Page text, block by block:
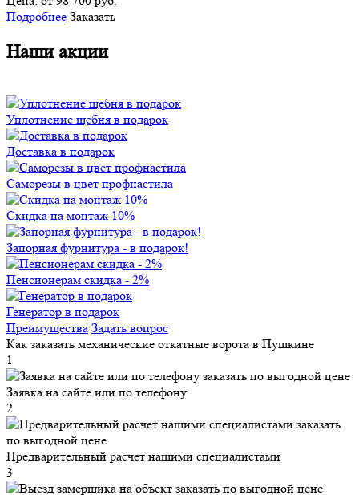
Подробнее Заказать
Наши акции
Уплотнение щебня в подарок
Доставка в подарок
Саморезы в цвет профнастила
Скидка на монтаж 10%
Запорная фурнитура - в подарок!
Пенсионерам скидка - 2%
Генератор в подарок
Преимущества Задать вопрос
Как заказать механические откатные ворота в Пушкине
1
Заявка на сайте или по телефону
2
Предварительный расчет нашими специалистами
3